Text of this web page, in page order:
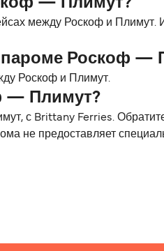
— Плимут?
между Роскоф и Плимут.
пароме Роскоф —
Роскоф и Плимут.
— Плимут?
с Brittany Ferries.
не предоставляет